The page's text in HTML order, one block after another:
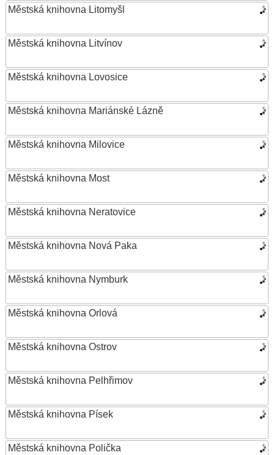
Městská knihovna Litomyšl
Městská knihovna Litvínov
Městská knihovna Lovosice
Městská knihovna Mariánské Lázně
Městská knihovna Milovice
Městská knihovna Most
Městská knihovna Neratovice
Městská knihovna Nová Paka
Městská knihovna Nymburk
Městská knihovna Orlová
Městská knihovna Ostrov
Městská knihovna Pelhřimov
Městská knihovna Písek
Městská knihovna Polička